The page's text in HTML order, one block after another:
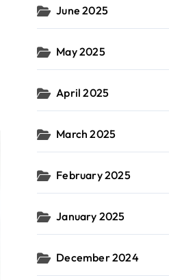
June 2025
May 2025
April 2025
March 2025
February 2025
January 2025
December 2024